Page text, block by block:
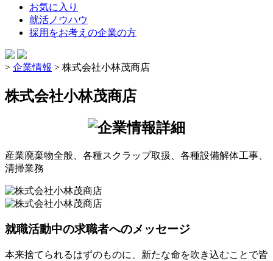
お気に入り
就活ノウハウ
採用をお考えの企業の方
> 企業情報 > 株式会社小林茂商店
株式会社小林茂商店
産業廃棄物全般、各種スクラップ取扱、各種設備解体工事、
清掃業務
就職活動中の求職者へのメッセージ
本来捨てられるはずのものに、新たな命を吹き込むことで皆